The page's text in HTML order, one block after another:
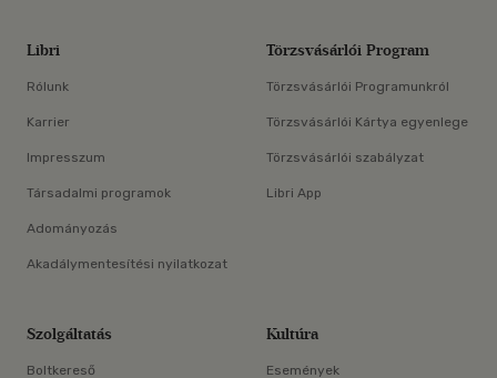
Libri
Rólunk
Karrier
Impresszum
Társadalmi programok
Adományozás
Akadálymentesítési nyilatkozat
Törzsvásárlói Program
Törzsvásárlói Programunkról
Törzsvásárlói Kártya egyenlege
Törzsvásárlói szabályzat
Libri App
Szolgáltatás
Boltkereső
Kultúra
Események